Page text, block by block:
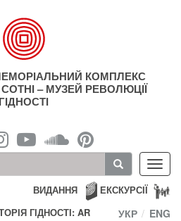
КОМПЛЕКС
– МУЗЕЙ РЕВОЛЮЦІЇ
ГІДНОСТІ
ЕКСКУРСІЇ
ВИДАННЯ
ГІДНОСТІ: AR
УКР ENG